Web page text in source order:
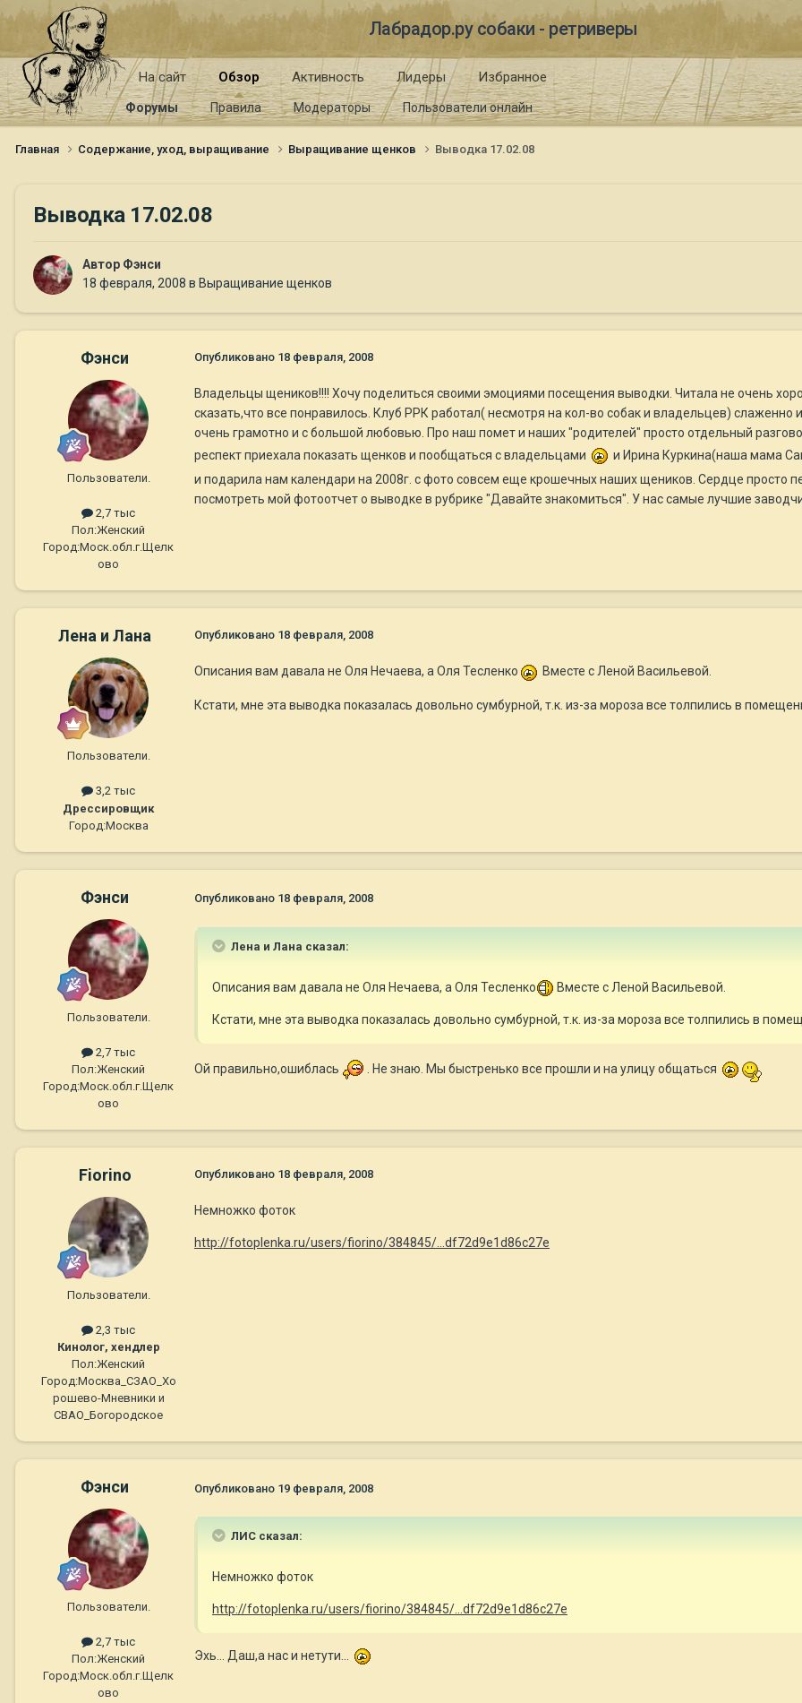
Лабрадор.ру собаки - ретриверы
На сайт Обзор
Форумы Правила Модераторы Пользователи онлайн
Активность Лидеры Избранное
Главная Содержание, уход, выращивание Выращивание щенков Выводка 17.02.08
Выводка 17.02.08
Автор Фэнси
18 февраля, 2008 в Выращивание щенков
Фэнси
Пользователи.
2,7 тыс
Пол:Женский
Город:Моск.обл.г.Щелк
ово
Опубликовано 18 февраля, 2008
Владельцы щеников!!!! Хочу поделиться своими эмоциями посещения выводки. Читала не очень
сказать,что все понравилось. Клуб РРК работал( несмотря на кол-во собак и владельцев)
очень грамотно и с большой любовью. Про наш помет и наших "родителей" просто отдельный
респект приехала показать щенков и пообщаться с владельцами
и Ирина Куркина(наша мама
и подарила нам календари на 2008г. с фото совсем еще крошечных наших щеников. Сердце просто
посмотреть мой фотоотчет о выводке в рубрике "Давайте знакомиться". У нас самые лучшие
Лена и Лана
Пользователи.
3,2 тыс
Дрессировщик
Город:Москва
Опубликовано 18 февраля, 2008
Описания вам давала не Оля Нечаева, а Оля Тесленко Вместе с Леной Васильевой.
Кстати, мне эта выводка показалась довольно сумбурной, т.к. из-за мороза все толпились в
Фэнси
Пользователи.
2,7 тыс
Пол:Женский
Город:Моск.обл.г.Щелк
ово
Опубликовано 18 февраля, 2008
Лена и Лана сказал:
Описания вам давала не Оля Нечаева, а Оля Тесленко Вместе с Леной Васильевой.
Кстати, мне эта выводка показалась довольно сумбурной, т.к. из-за мороза все толпились в
Ой правильно,ошиблась . Не знаю. Мы быстренько все прошли и на улицу общаться
Fiorino
Пользователи.
2,3 тыс
Кинолог, хендлер
Пол:Женский
Город:Москва_СЗАО_Хо
рошево-Мневники и
СВАО_Богородское
Опубликовано 18 февраля, 2008
Немножко фоток
http://fotoplenka.ru/users/fiorino/384845/...df72d9e1d86c27e
Фэнси
Пользователи.
2,7 тыс
Пол:Женский
Город:Моск.обл.г.Щелк
ово
Опубликовано 19 февраля, 2008
ЛИС сказал:
Немножко фоток
http://fotoplenka.ru/users/fiorino/384845/...df72d9e1d86c27e
Эхь... Даш,а нас и нетути...